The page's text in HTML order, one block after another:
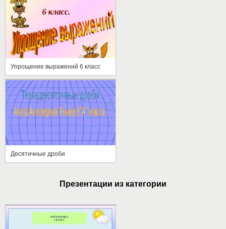
Упрощение выражений 6 класс
Десятичные дроби
Презентации из категории